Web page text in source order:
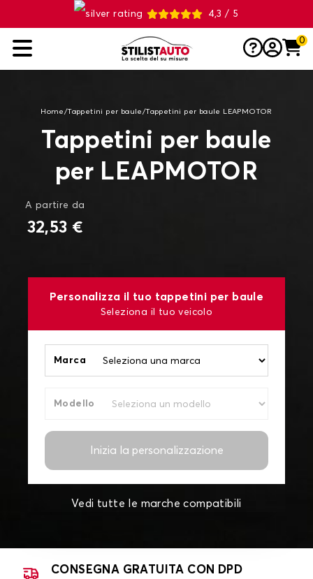
4,3 / 5
0
Home /Tappetini per baule /Tappetini per baule LEAPMOTOR
Tappetini per baule
per LEAPMOTOR
A partire da
32,53 €
Personalizza il tuo tappetini per baule
Seleziona il tuo veicolo
Marca
Modello
Inizia la personalizzazione
Vedi tutte le marche compatibili
CONSEGNA GRATUITA CON DPD